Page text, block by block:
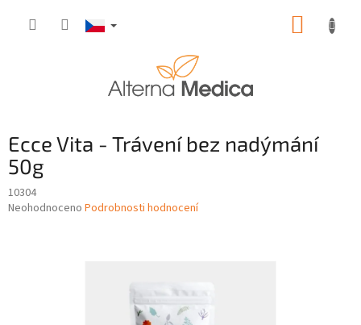
Ecce Vita - Trávení bez nadýmání
50g
10304
Průměrné
Neohodnoceno Podrobnosti hodnocení